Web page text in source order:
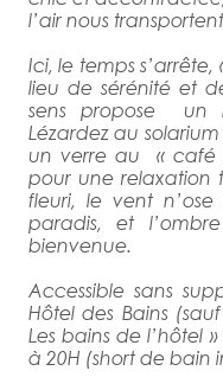
l’air nous
Ici, le temps s’arrête,
lieu de sérénité et
sens propose un
Lézardez au
un verre au « café
pour une relaxation
fleuri, le vent
paradis, et
bienvenue.
Accessible sans
Hôtel des Bains
Les bains de l’hôtel
à 20H (short de bain